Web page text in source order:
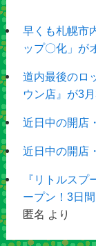
早くも札幌市
ップ〇化」が
道内最後のロ
ウン店』が3
近日中の開店
近日中の開店
『リトルス
ープン！3日
匿名 より